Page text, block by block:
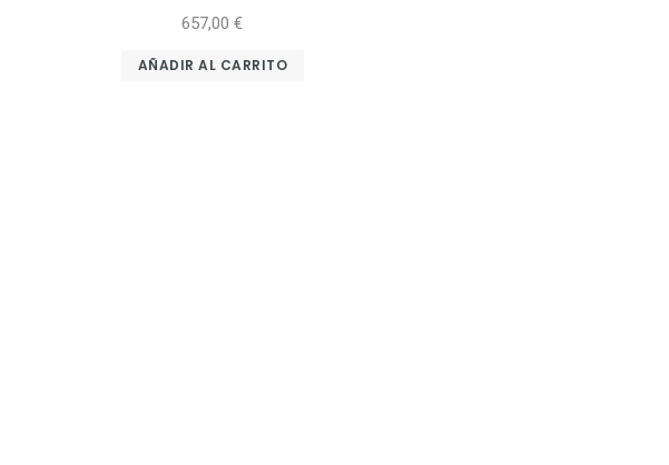
657,00€
AÑADIR AL CARRITO